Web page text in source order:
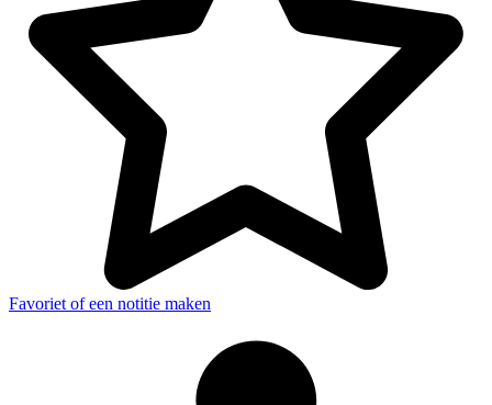
Favoriet of een notitie maken